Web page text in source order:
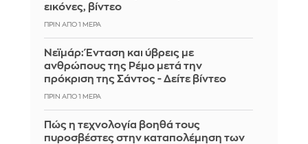
εικόνες, βίντεο
ΠΡΙΝ ΑΠΌ 1 ΜΈΡΑ
Νεϊμάρ: Ένταση και ύβρεις με
ανθρώπους της Ρέμο μετά την
πρόκριση της Σάντος - Δείτε βίντεο
ΠΡΙΝ ΑΠΌ 1 ΜΈΡΑ
Πώς η τεχνολογία βοηθά τους
πυροσβέστες στην καταπολέμηση των